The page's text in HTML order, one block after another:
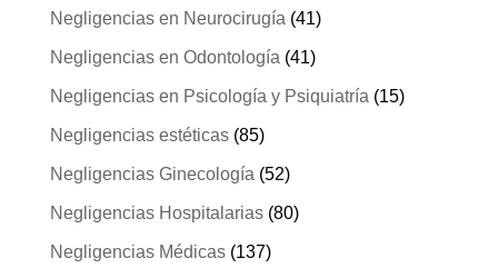
Negligencias en Neurocirugía (41)
Negligencias en Odontología (41)
Negligencias en Psicología y Psiquiatría (15)
Negligencias estéticas(85)
Negligencias Ginecología (52)
Negligencias Hospitalarias(80)
Negligencias Médicas(137)